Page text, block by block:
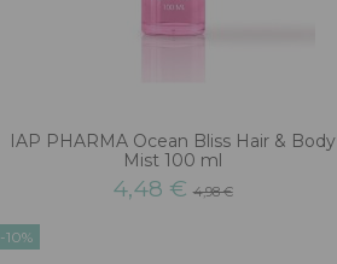
IAP PHARMA Ocean Bliss Hair & Body
Mist 100 ml
4,48 €4,98 €
-10%